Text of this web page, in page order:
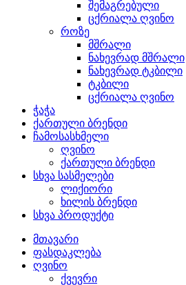
შემაგრებული
ცქრიალა ღვინო
როზე
მშრალი
ნახევრად მშრალი
ნახევრად ტკბილი
ტკბილი
ცქრიალა ღვინო
ჭაჭა
ქართული ბრენდი
ჩამოსასხმელი
ღვინო
ქართული ბრენდი
სხვა სასმელები
ლიქიორი
ხილის ბრენდი
სხვა პროდუქტი
მთავარი
ფასდაკლება
ღვინო
ქვევრი